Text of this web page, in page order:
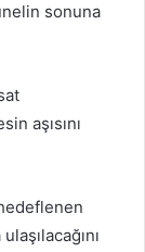
sonuna
aşısını